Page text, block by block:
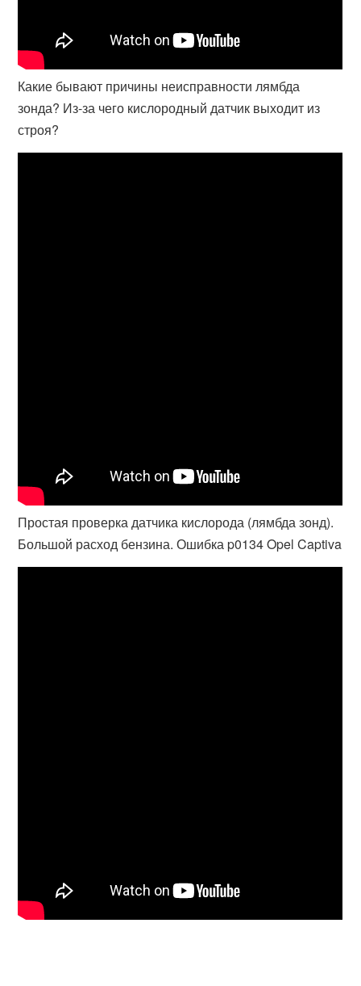
Какие бывают причины неисправности лямбда
зонда? Из-за чего кислородный датчик выходит из
строя?
Простая проверка датчика кислорода (лямбда зонд).
Большой расход бензина. Ошибка p0134 Opel Captiva